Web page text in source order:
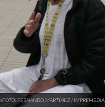
FERNANDO MARTÍNEZ / IMPREMEDIA